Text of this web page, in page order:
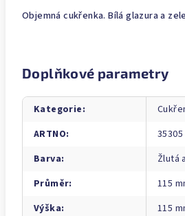
Objemná cukřenka. Bílá glazura a
Doplňkové parametry
Kategorie:
ARTNO:
35305
Barva:
Žlutá
Průměr:
115
Výška: 115